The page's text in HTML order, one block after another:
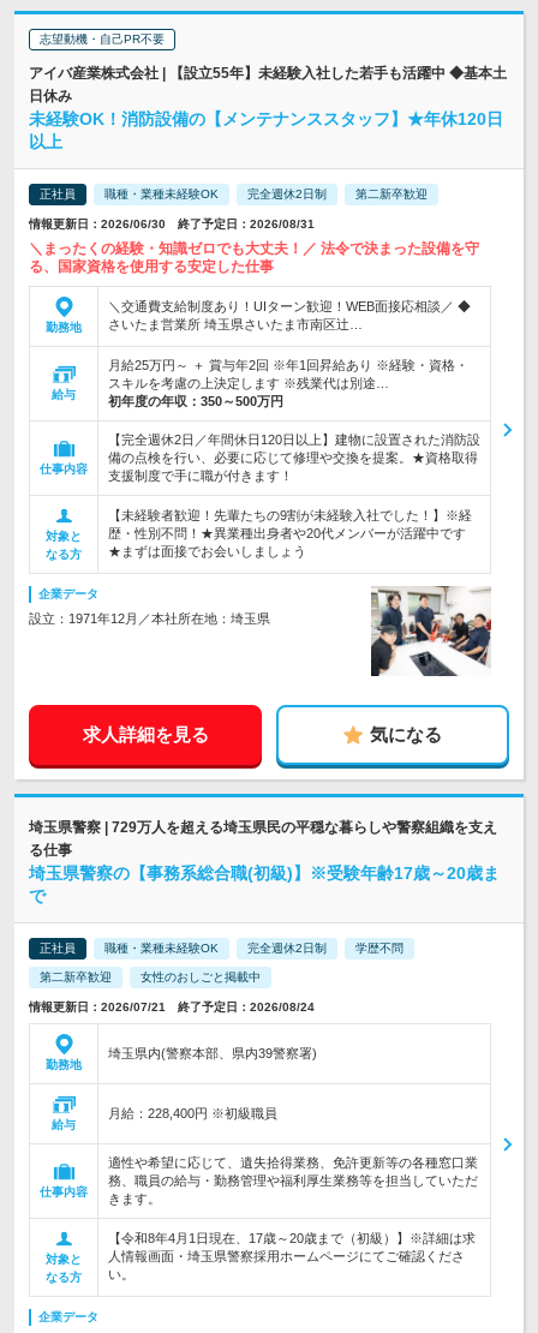
志望動機・自己PR不要
アイバ産業株式会社 | 【設立55年】未経験入社した若手も活躍中 ◆基本土
日休み
未経験OK！消防設備の【メンテナンススタッフ】★年休120日
以上
正社員 職種・業種未経験OK 完全週休2日制 第二新卒歓迎
情報更新日：2026/06/30 終了予定日：2026/08/31
＼まったくの経験・知識ゼロでも大丈夫！／ 法令で決まった設備を守
る、国家資格を使用する安定した仕事
勤務地
＼交通費支給制度あり！UIターン歓迎！WEB面接応相談／ ◆
さいたま営業所 埼玉県さいたま市南区辻…
給与
月給25万円～ ＋ 賞与年2回 ※年1回昇給あり ※経験・資格・
スキルを考慮の上決定します ※残業代は別途…
初年度の年収： 350～500万円
仕事内容
【完全週休2日／年間休日120日以上】建物に設置された消防設
備の点検を行い、必要に応じて修理や交換を提案。★資格取得
支援制度で手に職が付きます！
対象と
なる方
【未経験者歓迎！先輩たちの9割が未経験入社でした！】※経
歴・性別不問！★異業種出身者や20代メンバーが活躍中です
★まずは面接でお会いしましょう
企業データ
設立：1971年12月／本社所在地：埼玉県
求人詳細を見る 気になる
埼玉県警察 | 729万人を超える埼玉県民の平穏な暮らしや警察組織を支え
る仕事
埼玉県警察の【事務系総合職(初級)】※受験年齢17歳～20歳ま
で
正社員 職種・業種未経験OK 完全週休2日制 学歴不問
第二新卒歓迎 女性のおしごと掲載中
情報更新日：2026/07/21 終了予定日：2026/08/24
勤務地
埼玉県内(警察本部、県内39警察署)
給与
月給：228,400円 ※初級職員
仕事内容
適性や希望に応じて、遺失拾得業務、免許更新等の各種窓口業
務、職員の給与・勤務管理や福利厚生業務等を担当していただ
きます。
対象と
なる方
【令和8年4月1日現在、17歳～20歳まで（初級）】※詳細は求
人情報画面・埼玉県警察採用ホームページにてご確認くださ
い。
企業データ